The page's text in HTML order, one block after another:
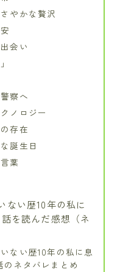
やかな贅沢
会い
察へ
ノロジー
存在
誕生日
葉
ない歴10年の私に
を読んだ感想（ネ
ない歴10年の私に息
のネタバレまとめ